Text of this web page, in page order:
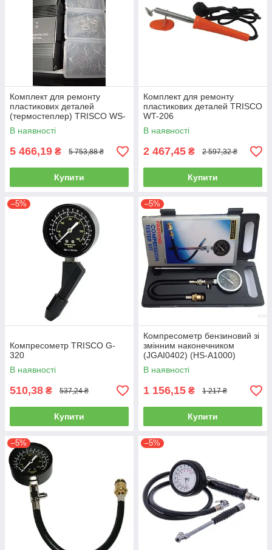
Комплект для ремонту
пластикових деталей
(термостеплер) TRISCO WS-
303
В наявності
5 466,19 ₴ 5 753,88 ₴
Купити
Комплект для ремонту
пластикових деталей TRISCO
WT-206
В наявності
2 467,45 ₴ 2 597,32 ₴
Купити
–5%
Компресометр TRISCO G-
320
В наявності
510,38 ₴ 537,24 ₴
Купити
–5%
Компресометр бензиновий зі
змінним наконечником
(JGAI0402) (HS-A1000)
TRISCO G-324
В наявності
1 156,15 ₴ 1 217 ₴
Купити
–5% –5%